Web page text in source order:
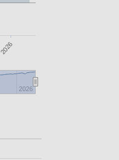
2026
2026